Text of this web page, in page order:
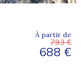
À partir de
793 €
688 €